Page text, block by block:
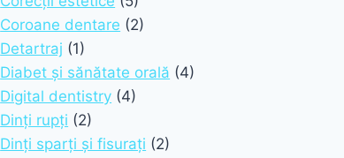
Coroane dentare (2)
Detartraj (1)
Diabet și sănătate orală (4)
Digital dentistry (4)
Dinți rupți (2)
Dinți sparți și fisurați (2)